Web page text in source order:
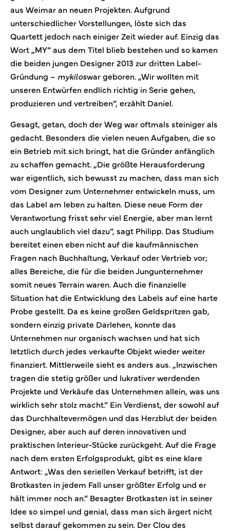
aus Weimar an neuen Projekten. Aufgrund
unterschiedlicher Vorstellungen, löste sich das
Quartett jedoch nach einiger Zeit wieder auf. Einzig das
Wort „MY“ aus dem Titel blieb bestehen und so kamen
die beiden jungen Designer 2013 zur dritten Label-
Gründung – mykiloswar geboren. „Wir wollten mit
unseren Entwürfen endlich richtig in Serie gehen,
produzieren und vertreiben“, erzählt Daniel.
Gesagt, getan, doch der Weg war oftmals steiniger als
gedacht. Besonders die vielen neuen Aufgaben, die so
ein Betrieb mit sich bringt, hat die Gründer anfänglich
zu schaffen gemacht. „Die größte Herausforderung
war eigentlich, sich bewusst zu machen, dass man sich
vom Designer zum Unternehmer entwickeln muss, um
das Label am leben zu halten. Diese neue Form der
Verantwortung frisst sehr viel Energie, aber man lernt
auch unglaublich viel dazu“, sagt Philipp. Das Studium
bereitet einen eben nicht auf die kaufmännischen
Fragen nach Buchhaltung, Verkauf oder Vertrieb vor;
alles Bereiche, die für die beiden Jungunternehmer
somit neues Terrain waren. Auch die finanzielle
Situation hat die Entwicklung des Labels auf eine harte
Probe gestellt. Da es keine großen Geldspritzen gab,
sondern einzig private Darlehen, konnte das
Unternehmen nur organisch wachsen und hat sich
letztlich durch jedes verkaufte Objekt wieder weiter
finanziert. Mittlerweile sieht es anders aus. „Inzwischen
tragen die stetig größer und lukrativer werdenden
Projekte und Verkäufe das Unternehmen allein, was uns
wirklich sehr stolz macht.“ Ein Verdienst, der sowohl auf
das Durchhaltevermögen und das Herzblut der beiden
Designer, aber auch auf deren innovativen und
praktischen Interieur-Stücke zurückgeht. Auf die Frage
nach dem ersten Erfolgsprodukt, gibt es eine klare
Antwort: „Was den seriellen Verkauf betrifft, ist der
Brotkasten in jedem Fall unser größter Erfolg und er
hält immer noch an.“ Besagter Brotkasten ist in seiner
Idee so simpel und genial, dass man sich ärgert nicht
selbst darauf gekommen zu sein. Der Clou des